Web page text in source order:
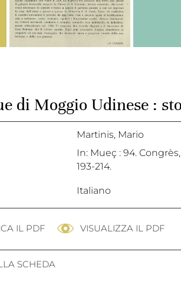
di Moggio Udinese :
Martinis, Mario
In: Mueç : 94.
193-214.
Italiano
IL PDF VISUALIZZA IL PDF
SCHEDA